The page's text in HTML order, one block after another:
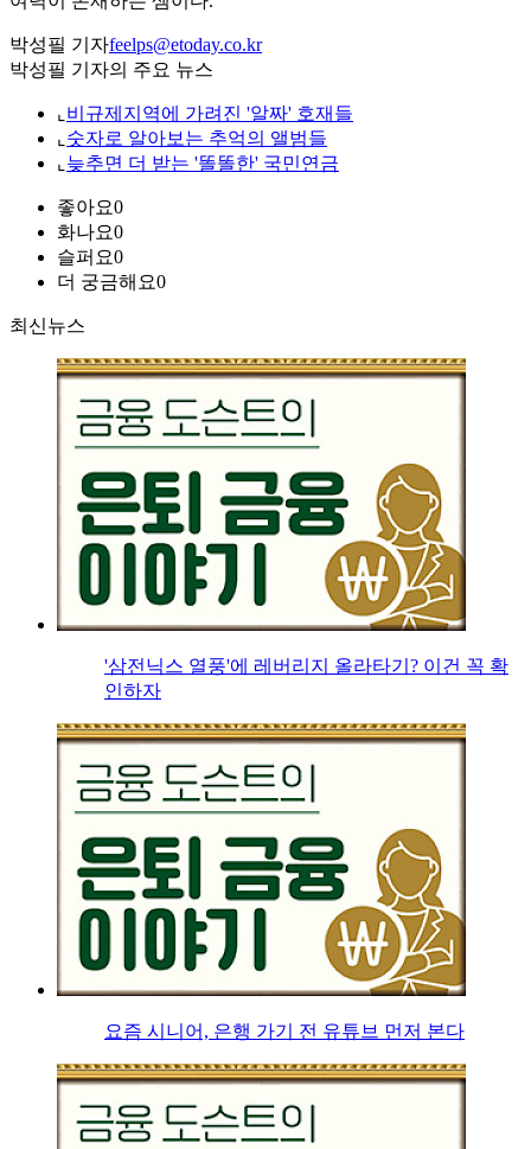
박성필 기자feelps@etoday.co.kr
박성필 기자의 주요 뉴스
⌞ 비규제지역에 가려진 '알짜' 호재들
⌞ 숫자로 알아보는 추억의 앨범들
⌞ 늦추면 더 받는 '똘똘한' 국민연금
좋아요0
화나요0
슬퍼요0
더 궁금해요0
최신뉴스
'삼전닉스 열풍'에 레버리지 올라타기? 이건 꼭 확
인하자
요즘 시니어, 은행 가기 전 유튜브 먼저 본다